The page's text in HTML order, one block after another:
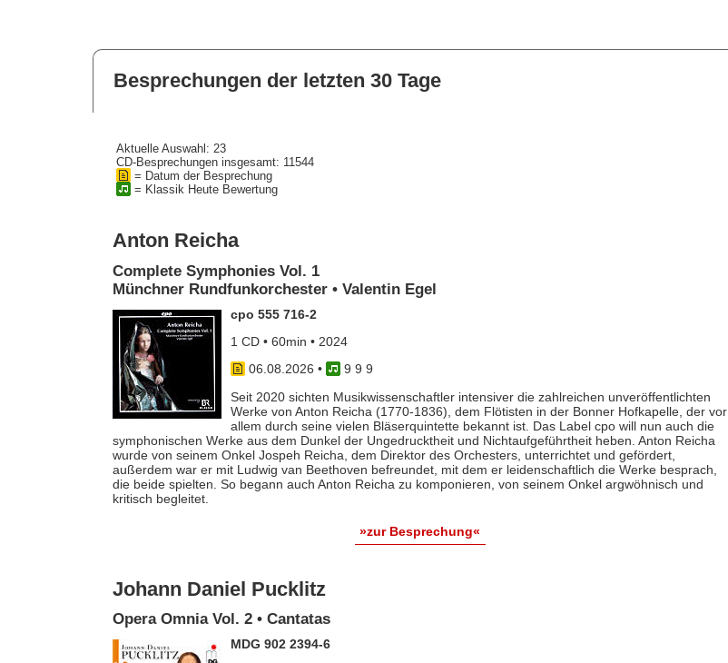
Besprechungen der letzten 30 Tage
Aktuelle Auswahl: 23
CD-Besprechungen insgesamt: 11544
= Datum der Besprechung
= Klassik Heute Bewertung
Anton Reicha
Complete Symphonies Vol. 1
Münchner Rundfunkorchester • Valentin Egel
cpo 555 716-2
1 CD • 60min • 2024
06.08.2026 •
9 9 9
Seit 2020 sichten Musikwissenschaftler intensiver die zahlreichen unveröffentlichten
Werke von Anton Reicha (1770-1836), dem Flötisten in der Bonner Hofkapelle, der vor
allem durch seine vielen Bläserquintette bekannt ist. Das Label cpo will nun auch die
symphonischen Werke aus dem Dunkel der Ungedrucktheit und Nichtaufgeführtheit heben. Anton Reicha
wurde von seinem Onkel Jospeh Reicha, dem Direktor des Orchesters, unterrichtet und gefördert,
außerdem war er mit Ludwig van Beethoven befreundet, mit dem er leidenschaftlich die Werke besprach,
die beide spielten. So begann auch Anton Reicha zu komponieren, von seinem Onkel argwöhnisch und
kritisch begleitet.
»zur Besprechung«
Johann Daniel Pucklitz
Opera Omnia Vol. 2 • Cantatas
MDG 902 2394-6